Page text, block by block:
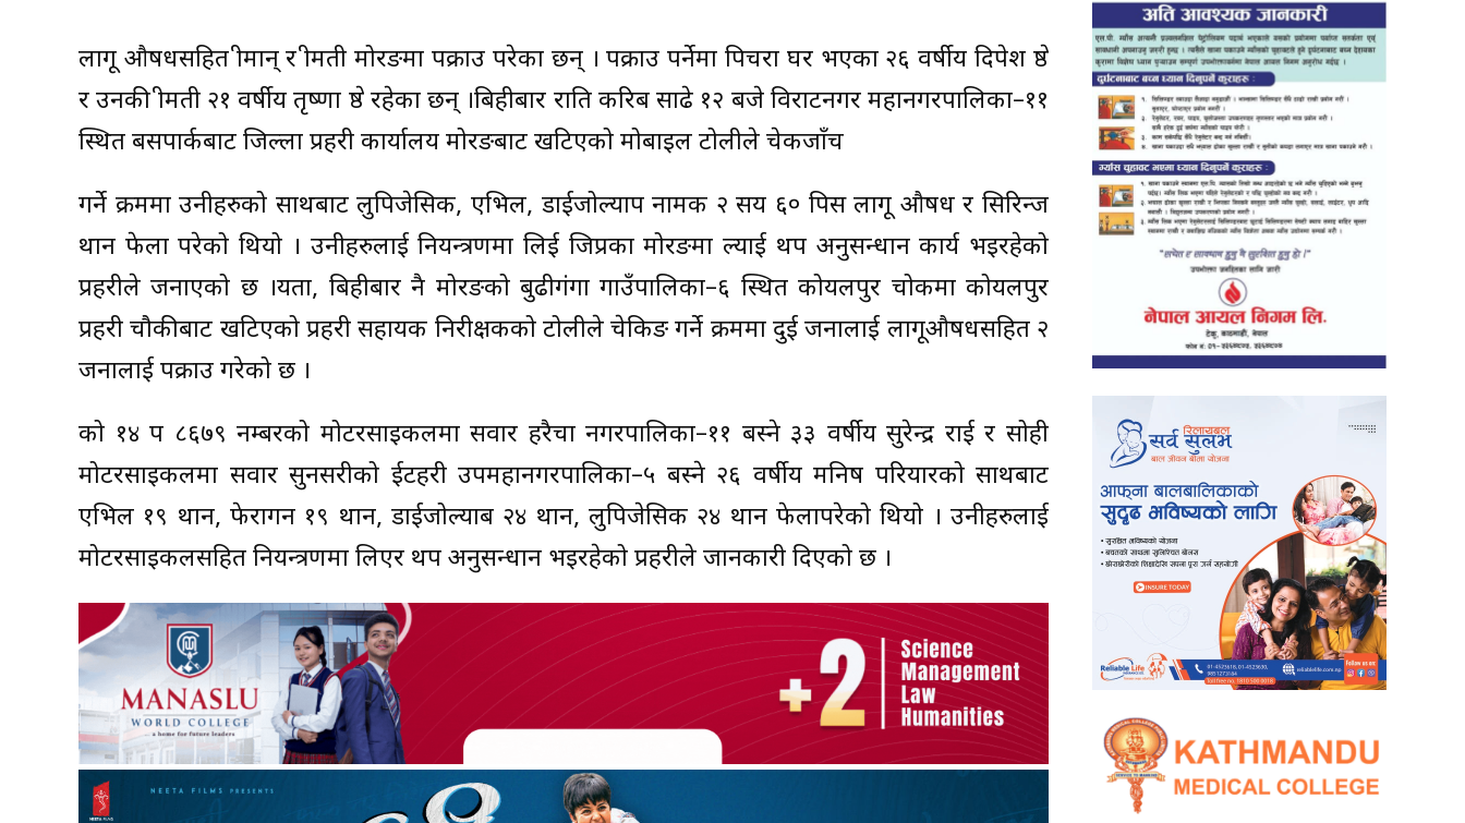
लागू औषधसहित श्रीमान् र श्रीमती मोरङमा पक्राउ परेका छन् । पक्राउ पर्नेमा पिचरा घर भएका २६ वर्षीय दिपेश श्रेष्ठ
र उनकी श्रीमती २१ वर्षीय तृष्णा श्रेष्ठ रहेका छन् ।बिहीबार राति करिब साढे १२ बजे विराटनगर महानगरपालिका–११
स्थित बसपार्कबाट जिल्ला प्रहरी कार्यालय मोरङबाट खटिएको मोबाइल टोलीले चेकजाँच
गर्ने क्रममा उनीहरुको साथबाट लुपिजेसिक, एभिल, डाईजोल्याप नामक २ सय ६० पिस लागू औषध र सिरिन्ज
थान फेला परेको थियो । उनीहरुलाई नियन्त्रणमा लिई जिप्रका मोरङमा ल्याई थप अनुसन्धान कार्य भइरहेको
प्रहरीले जनाएको छ ।यता, बिहीबार नै मोरङको बुढीगंगा गाउँपालिका–६ स्थित कोयलपुर चोकमा कोयलपुर
प्रहरी चौकीबाट खटिएको प्रहरी सहायक निरीक्षकको टोलीले चेकिङ गर्ने क्रममा दुई जनालाई लागूऔषधसहित २
जनालाई पक्राउ गरेको छ ।
को १४ प ८६७९ नम्बरको मोटरसाइकलमा सवार हरैचा नगरपालिका–११ बस्ने ३३ वर्षीय सुरेन्द्र राई र सोही
मोटरसाइकलमा सवार सुनसरीको ईटहरी उपमहानगरपालिका–५ बस्ने २६ वर्षीय मनिष परियारको साथबाट
एभिल १९ थान, फेरागन १९ थान, डाईजोल्याब २४ थान, लुपिजेसिक २४ थान फेलापरेको थियो । उनीहरुलाई
मोटरसाइकलसहित नियन्त्रणमा लिएर थप अनुसन्धान भइरहेको प्रहरीले जानकारी दिएको छ ।